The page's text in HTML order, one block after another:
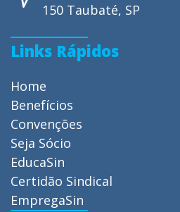
150 Taubaté, SP
Links Rápidos
Home
Benefícios
Convenções
Seja Sócio
EducaSin
Certidão Sindical
EmpregaSin